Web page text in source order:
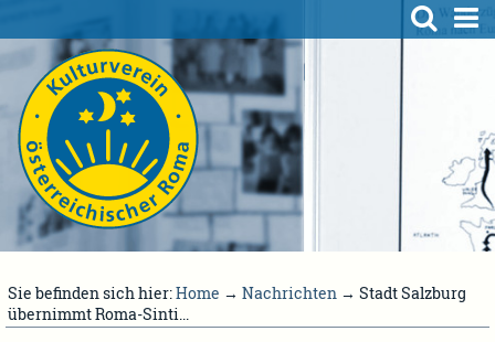
Sie befinden sich hier:Home → Nachrichten → Stadt Salzburg
übernimmt Roma-Sinti...